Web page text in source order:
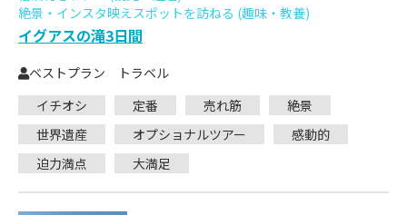
絶景・インスタ映えスポットを訪ねる (趣味・教養)
イグアスの滝3日間
ベストプラン トラベル
イチオシ
定番 売れ筋
絶景
世界遺産
オプショナルツアー
感動的
迫力満点
大満足